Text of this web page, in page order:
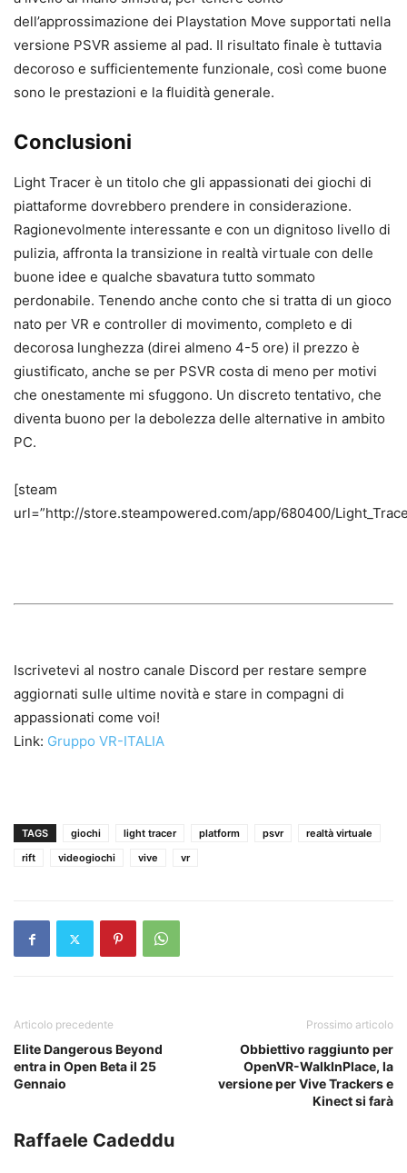
dell’approssimazione dei Playstation Move supportati nella
versione PSVR assieme al pad. Il risultato finale è tuttavia
decoroso e sufficientemente funzionale, così come buone
sono le prestazioni e la fluidità generale.
Conclusioni
Light Tracer è un titolo che gli appassionati dei giochi di
piattaforme dovrebbero prendere in considerazione.
Ragionevolmente interessante e con un dignitoso livello di
pulizia, affronta la transizione in realtà virtuale con delle
buone idee e qualche sbavatura tutto sommato
perdonabile. Tenendo anche conto che si tratta di un gioco
nato per VR e controller di movimento, completo e di
decorosa lunghezza (direi almeno 4-5 ore) il prezzo è
giustificato, anche se per PSVR costa di meno per motivi
che onestamente mi sfuggono. Un discreto tentativo, che
diventa buono per la debolezza delle alternative in ambito
PC.
[steam
url=”http://store.steampowered.com/app/680400/
Iscrivetevi al nostro canale Discord per restare sempre
aggiornati sulle ultime novità e stare in compagni di
appassionati come voi!
Link: Gruppo VR-ITALIA
TAGS giochi light tracer platform psvr
realtà virtuale
rift
videogiochi vive vr
Articolo precedente
Elite Dangerous Beyond
entra in Open Beta il 25
Gennaio
Prossimo articolo
Obbiettivo raggiunto per
OpenVR-WalkInPlace, la
versione per Vive Trackers e
Kinect si farà
Raffaele Cadeddu